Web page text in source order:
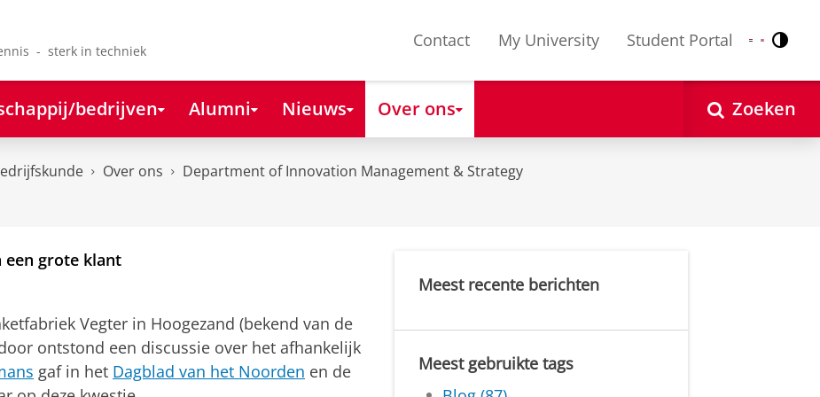
- sterk in techniek
Contact My University Student Portal Nederlands
English
bedrijven Alumni Nieuws Over ons Zoeken
Over ons Department of Innovation Management & Strategy
een grote klant
Vegter in Hoogezand (bekend van de
ontstond een discussie over het afhankelijk
gaf in het Dagblad van het Noorden en de
Meest recente berichten
Meest gebruikte tags